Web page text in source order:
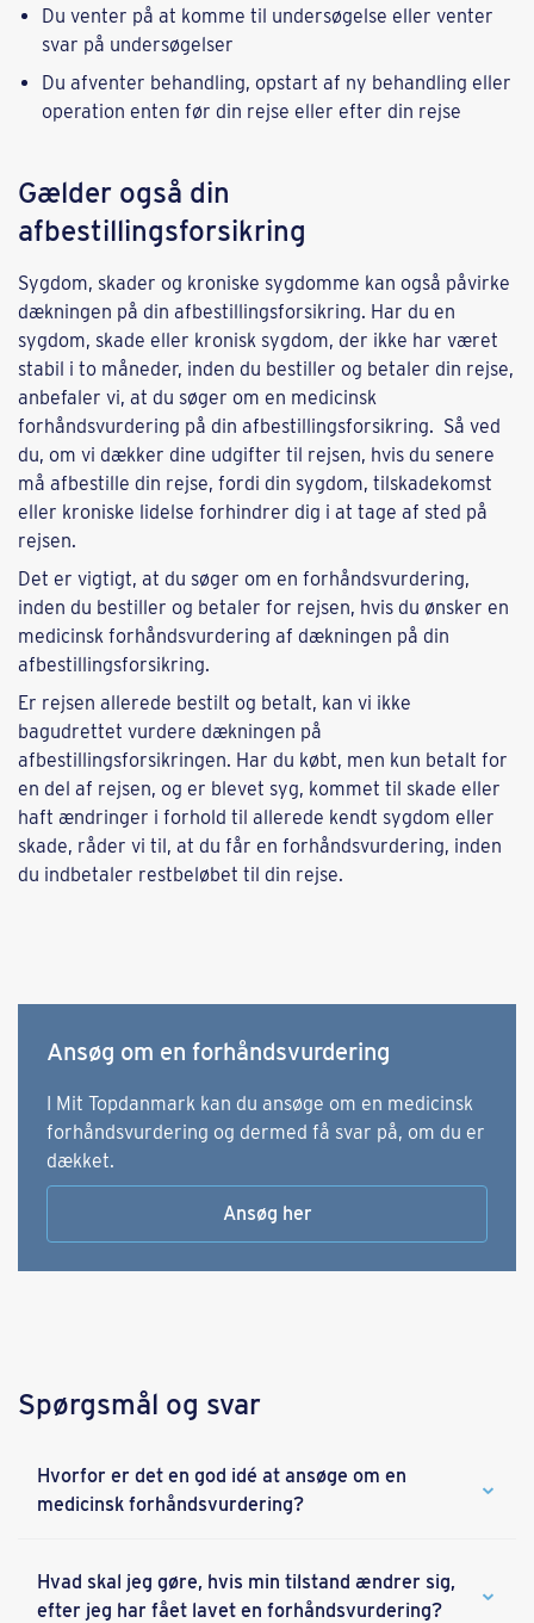
Du venter på at komme til undersøgelse eller venter
svar på undersøgelser
Du afventer behandling, opstart af ny behandling eller
operation enten før din rejse eller efter din rejse
Gælder også din
afbestillingsforsikring
Sygdom, skader og kroniske sygdomme kan også påvirke
dækningen på din afbestillingsforsikring. Har du en
sygdom, skade eller kronisk sygdom, der ikke har været
stabil i to måneder, inden du bestiller og betaler din rejse,
anbefaler vi, at du søger om en medicinsk
forhåndsvurdering på din afbestillingsforsikring. Så ved
du, om vi dækker dine udgifter til rejsen, hvis du senere
må afbestille din rejse, fordi din sygdom, tilskadekomst
eller kroniske lidelse forhindrer dig i at tage af sted på
rejsen.
Det er vigtigt, at du søger om en forhåndsvurdering,
inden du bestiller og betaler for rejsen, hvis du ønsker en
medicinsk forhåndsvurdering af dækningen på din
afbestillingsforsikring.
Er rejsen allerede bestilt og betalt, kan vi ikke
bagudrettet vurdere dækningen på
afbestillingsforsikringen. Har du købt, men kun betalt for
en del af rejsen, og er blevet syg, kommet til skade eller
haft ændringer i forhold til allerede kendt sygdom eller
skade, råder vi til, at du får en forhåndsvurdering, inden
du indbetaler restbeløbet til din rejse.
Ansøg om en forhåndsvurdering
I Mit Topdanmark kan du ansøge om en medicinsk
forhåndsvurdering og dermed få svar på, om du er
dækket.
Ansøg her
Spørgsmål og svar
Hvorfor er det en god idé at ansøge om en
medicinsk forhåndsvurdering?
Hvad skal jeg gøre, hvis min tilstand ændrer sig,
efter jeg har fået lavet en forhåndsvurdering?